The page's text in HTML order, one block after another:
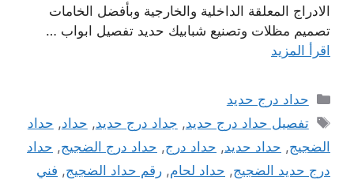
الادراج المعلقة الداخلية والخارجية وبأفضل الخامات
تصميم مظلات وتصنيع شبابيك حديد تفصيل ابواب …
اقرأ المزيد
التصنيفات
حداد درج حديد
الوسوم
تفصيل حداد درج حديد, جداد درج حديد, حداد, حداد
الضجيج, حداد حديد, حداد درج, حداد درج الضجيج, حداد
درج حديد الضجيج, حداد لحام, رقم حداد الضجيج, فني